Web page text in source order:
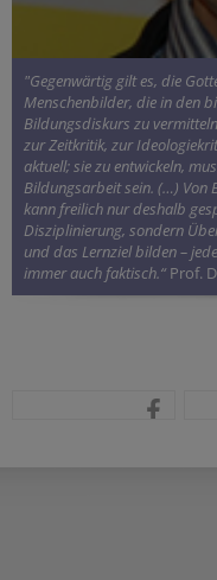
"Gegenwärtig gilt es, die
Menschenbilder, die in den
Bildungsdiskurs zu
zur Zeitkritik, zur
aktuell; sie zu entwickeln,
Bildungsarbeit sein. (…) Von
kann freilich nur deshalb
Disziplinierung, sondern
und das Lernziel bilden –
immer auch faktisch.“Prof.